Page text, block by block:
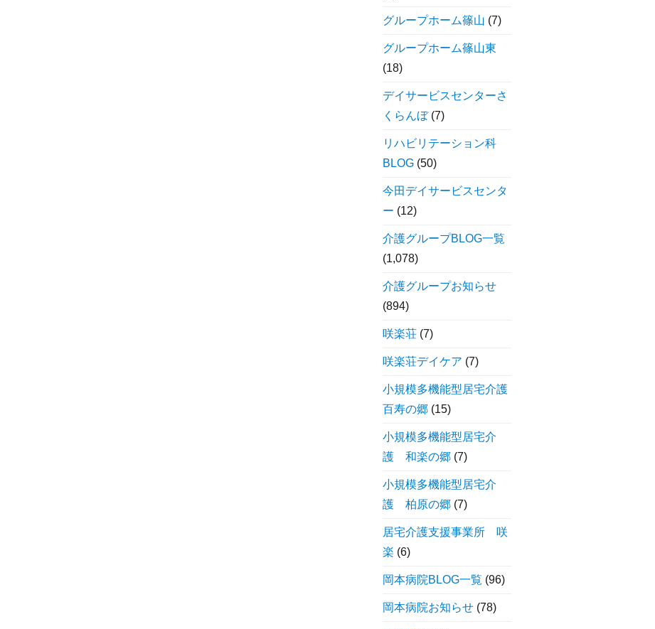
グループホーム篠山 (7)
グループホーム篠山東
(18)
デイサービスセンターさ
くらんぼ(7)
リハビリテーション科
BLOG(50)
今田デイサービスセンタ
ー (12)
介護グループBLOG一覧
(1,078)
介護グループお知らせ
(894)
咲楽荘(7)
咲楽荘デイケア (7)
小規模多機能型居宅介護
百寿の郷(15)
小規模多機能型居宅介
護 和楽の郷(7)
小規模多機能型居宅介
護 柏原の郷(7)
居宅介護支援事業所 咲
楽 (6)
岡本病院BLOG一覧 (96)
岡本病院お知らせ(78)